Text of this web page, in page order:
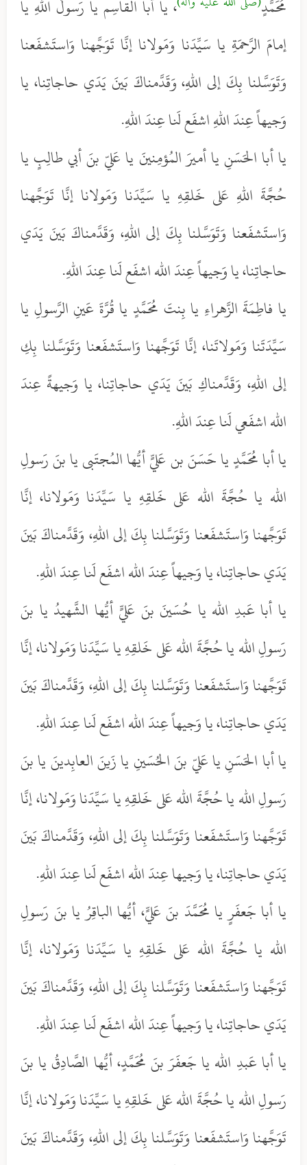
مُحَمَّدٍ
، يا أبا القاسِم يا رَسولَ اللهِ يا
إمامَ الرَّحمَةِ يا سَيِّدَنا وَمَولانا إنَّا تَوَجَّهنا وَاستَشفَعنا
وَتَوَسَّلنا بِكَ إلى اللهِ، وَقَدَّمناكَ بَينَ يَدَي حاجاتِنا، يا
وَجيهاً عِندَ اللهِ اشفَع لَنا عِندَ اللهِ.
يا أبا الحَسَنِ يا أميرَ المُؤمِنينَ يا عَليّ بنَ أبي طالِبٍ يا
حُجَّةَ اللهِ عَلى خَلقِهِ يا سَيِّدَنا وَمَولانا إنَّا تَوَجَّهنا
وَاستَشفَعنا وَتَوَسَّلنا بِكَ إلى اللهِ، وَقَدَّمناكَ بَينَ يَدَي
حاجاتِنا، يا وَجيهاً عِندَ الله اشفَع لَنا عِندَ اللهِ.
يا فاطِمَةَ الزَّهراءِ يا بِنتَ مُحَمَّدٍ يا قُرَّةَ عَينِ الرَّسولِ يا
سَيِّدَتَنا وَمَولاتَنا، إنَّا تَوَجَّهنا وَاستَشفَعنا وَتَوَسَّلنا بِكِ
إلى اللهِ، وَقَدَّمناكِ بَينَ يَدَي حاجاتِنا، يا وَجيهةً عِندَ
الله اشفَعي لَنا عِندَ اللهِ.
يا أبا مُحَمَّدٍ يا حَسَنَ بن عَليٍّ أيُّها المُجتَبى يا بنَ رَسولِ
الله يا حُجَّةَ الله عَلى خَلقِهِ يا سَيِّدَنا وَمَولانا، إنَّا
تَوَجَّهنا وَاستَشفَعنا وَتَوَسَّلنا بِكَ إلى اللهِ، وَقَدَّمناكَ بَينَ
يَدَي حاجاتِنا، يا وَجيهاً عِندَ الله اشفَع لَنا عِندَ اللهِ.
يا أبا عَبدِ الله يا حُسَينَ بنَ عَليٍّ أيُّها الشَّهيدُ يا بنَ
رَسولِ الله يا حُجَّةَ الله عَلى خَلقِهِ يا سَيِّدَنا وَمَولانا، إنَّا
تَوَجَّهنا وَاستَشفَعنا وَتَوَسَّلنا بِكَ إلى اللهِ، وَقَدَّمناكَ بَينَ
يَدَي حاجاتِنا، يا وَجيهاً عِندَ الله اشفَع لَنا عِندَ اللهِ.
يا أبا الحَسَنِ يا عَليّ بنَ الحُسَينِ يا زَينَ العابِدينَ يا بنَ
رَسولِ الله يا حُجَّةَ الله عَلى خَلقِهِ يا سَيِّدَنا وَمَولانا، إنَّا
تَوَجَّهنا وَاستَشفَعنا وَتَوَسَّلنا بِكَ إلى اللهِ، وَقَدَّمناكَ بَينَ
يَدَي حاجاتِنا، يا وَجيها عِندَ الله اشفَع لَنا عِندَ اللهِ.
يا أبا جَعفَرٍ يا مُحَمَّدَ بنَ عَليٍّ، أيُّها الباقِرُ يا بنَ رَسولِ
الله يا حُجَّةَ الله عَلى خَلقِهِ يا سَيِّدَنا وَمَولانا، إنَّا
تَوَجَّهنا وَاستَشفَعنا وَتَوَسَّلنا بِكَ إلى اللهِ، وَقَدَّمناكَ بَينَ
يَدَي حاجاتِنا، يا وَجيهاً عِندَ الله اشفَع لَنا عِندَ اللهِ.
يا أبا عَبدِ الله يا جَعفَرَ بنَ مُحَمَّدٍ، أيُّها الصَّادِقُ يا بنَ
رَسولِ الله يا حُجَّةَ الله عَلى خَلقِهِ يا سَيِّدَنا وَمَولانا، إنَّا
تَوَجَّهنا وَاستَشفَعنا وَتَوَسَّلنا بِكَ إلى اللهِ، وَقَدَّمناكَ بَينَ